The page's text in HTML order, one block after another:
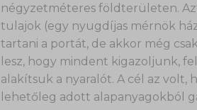
négyzetméteres földterületen.
tulajok (egy nyugdíjas mérnök
tartani a portát, de akkor még
lesz, hogy mindent kigazoljunk,
alakítsuk a nyaralót. A cél az volt,
lehetőleg adott alapanyagokból